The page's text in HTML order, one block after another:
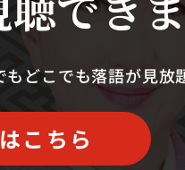
どこでも落語が見放
こちら